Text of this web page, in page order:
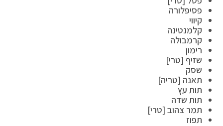
פסיפלורה
קיווי
קלמנטינה
קרמבולה
רימון
שזיף [טרי]
שסק
תאנה [טריה]
תות עץ
תות שדה
תמר צהוב [טרי]
תפוז